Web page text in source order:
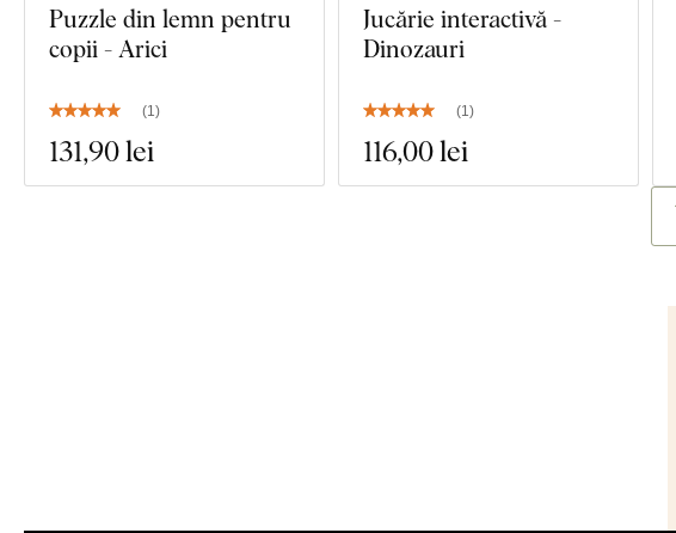
Puzzle din lemn pentru
copii - Arici
(1)
131,90 lei
Jucărie interactivă -
Dinozauri
(1)
116,00 lei